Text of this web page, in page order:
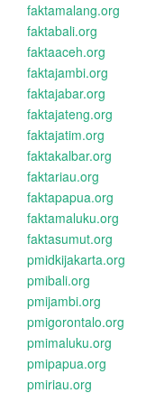
faktamalang.org
faktabali.org
faktaaceh.org
faktajambi.org
faktajabar.org
faktajateng.org
faktajatim.org
faktakalbar.org
faktariau.org
faktapapua.org
faktamaluku.org
faktasumut.org
pmidkijakarta.org
pmibali.org
pmijambi.org
pmigorontalo.org
pmimaluku.org
pmipapua.org
pmiriau.org